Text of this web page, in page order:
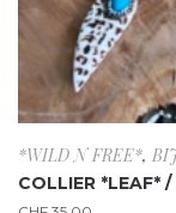
*WILD N FREE*,
COLLIER *LEAF*